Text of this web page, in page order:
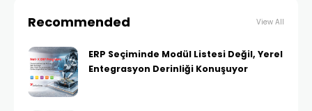
Recommended View All
ERP Seçiminde Modül Listesi Değil, Yerel
Entegrasyon Derinliği Konuşuyor